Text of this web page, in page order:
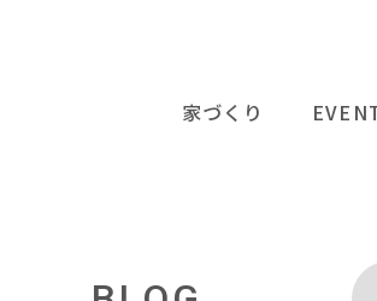
家づくり